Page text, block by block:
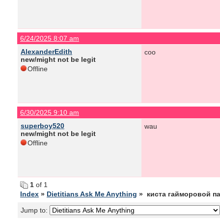
6/24/2025 8:07 am
AlexanderEdith
new/might not be legit
Offline
coo
6/30/2025 9:10 am
superboy520
new/might not be legit
Offline
wau
1 of 1
Index » Dietitians Ask Me Anything » киста гайморовой
Jump to: